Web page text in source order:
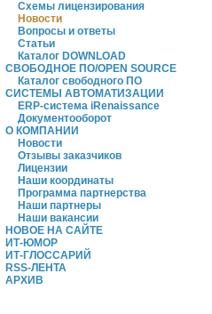
Схемы лицензирования
Новости
Вопросы и ответы
Статьи
Каталог DOWNLOAD
СВОБОДНОЕ ПО/OPEN SOURCE
Каталог свободного ПО
СИСТЕМЫ АВТОМАТИЗАЦИИ
ERP-система iRenaissance
Документооборот
О КОМПАНИИ
Новости
Отзывы заказчиков
Лицензии
Наши координаты
Программа партнерства
Наши партнеры
Наши вакансии
НОВОЕ НА САЙТЕ
ИТ-ЮМОР
ИТ-ГЛОССАРИЙ
RSS-ЛЕНТА
АРХИВ